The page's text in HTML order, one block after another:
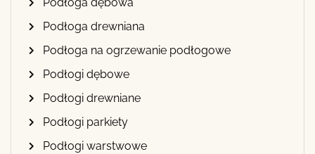
Podłoga dębowa
Podłoga drewniana
Podłoga na ogrzewanie podłogowe
Podłogi dębowe
Podłogi drewniane
Podłogi parkiety
Podłogi warstwowe